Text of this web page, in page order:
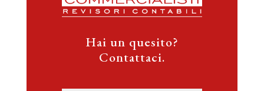
Hai un quesito?
Contattaci.